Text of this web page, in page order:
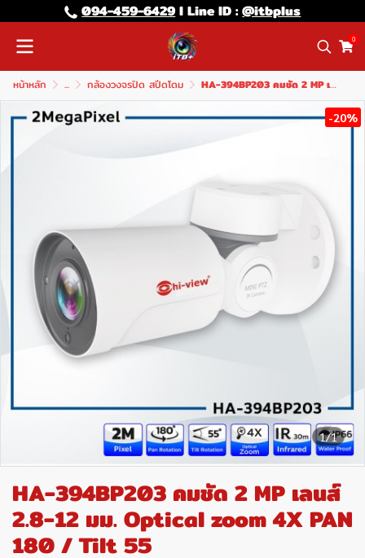
094-459-6429l Line lD :@itbplus
0
หน้าหลัก ... กล้องวงจรปิด สปีดโดม HA-394BP203 คมชัด 2 MP เลนส์ 2.8-12 มม. Optical zoom 4X PAN 180 / Tilt 55
1/1
-20%
HA-394BP203 คมชัด 2 MP เลนส์
2.8-12 มม. Optical zoom 4X PAN
180 / Tilt 55